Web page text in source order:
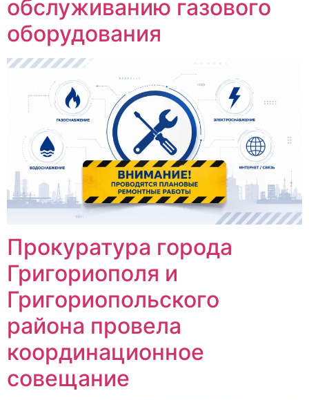
обслуживанию газового
оборудования
Прокуратура города
Григориополя и
Григориопольского
района провела
координационное
совещание